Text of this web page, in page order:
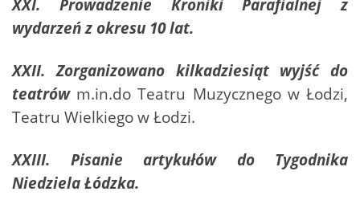
XXI. Prowadzenie Kroniki Parafialnej z
wydarzeń z okresu 10 lat.
XXII. Zorganizowano kilkadziesiąt wyjść do
teatrów m.in.do Teatru Muzycznego w Łodzi,
Teatru Wielkiego w Łodzi.
XXIII. Pisanie artykułów do Tygodnika
Niedziela Łódzka.